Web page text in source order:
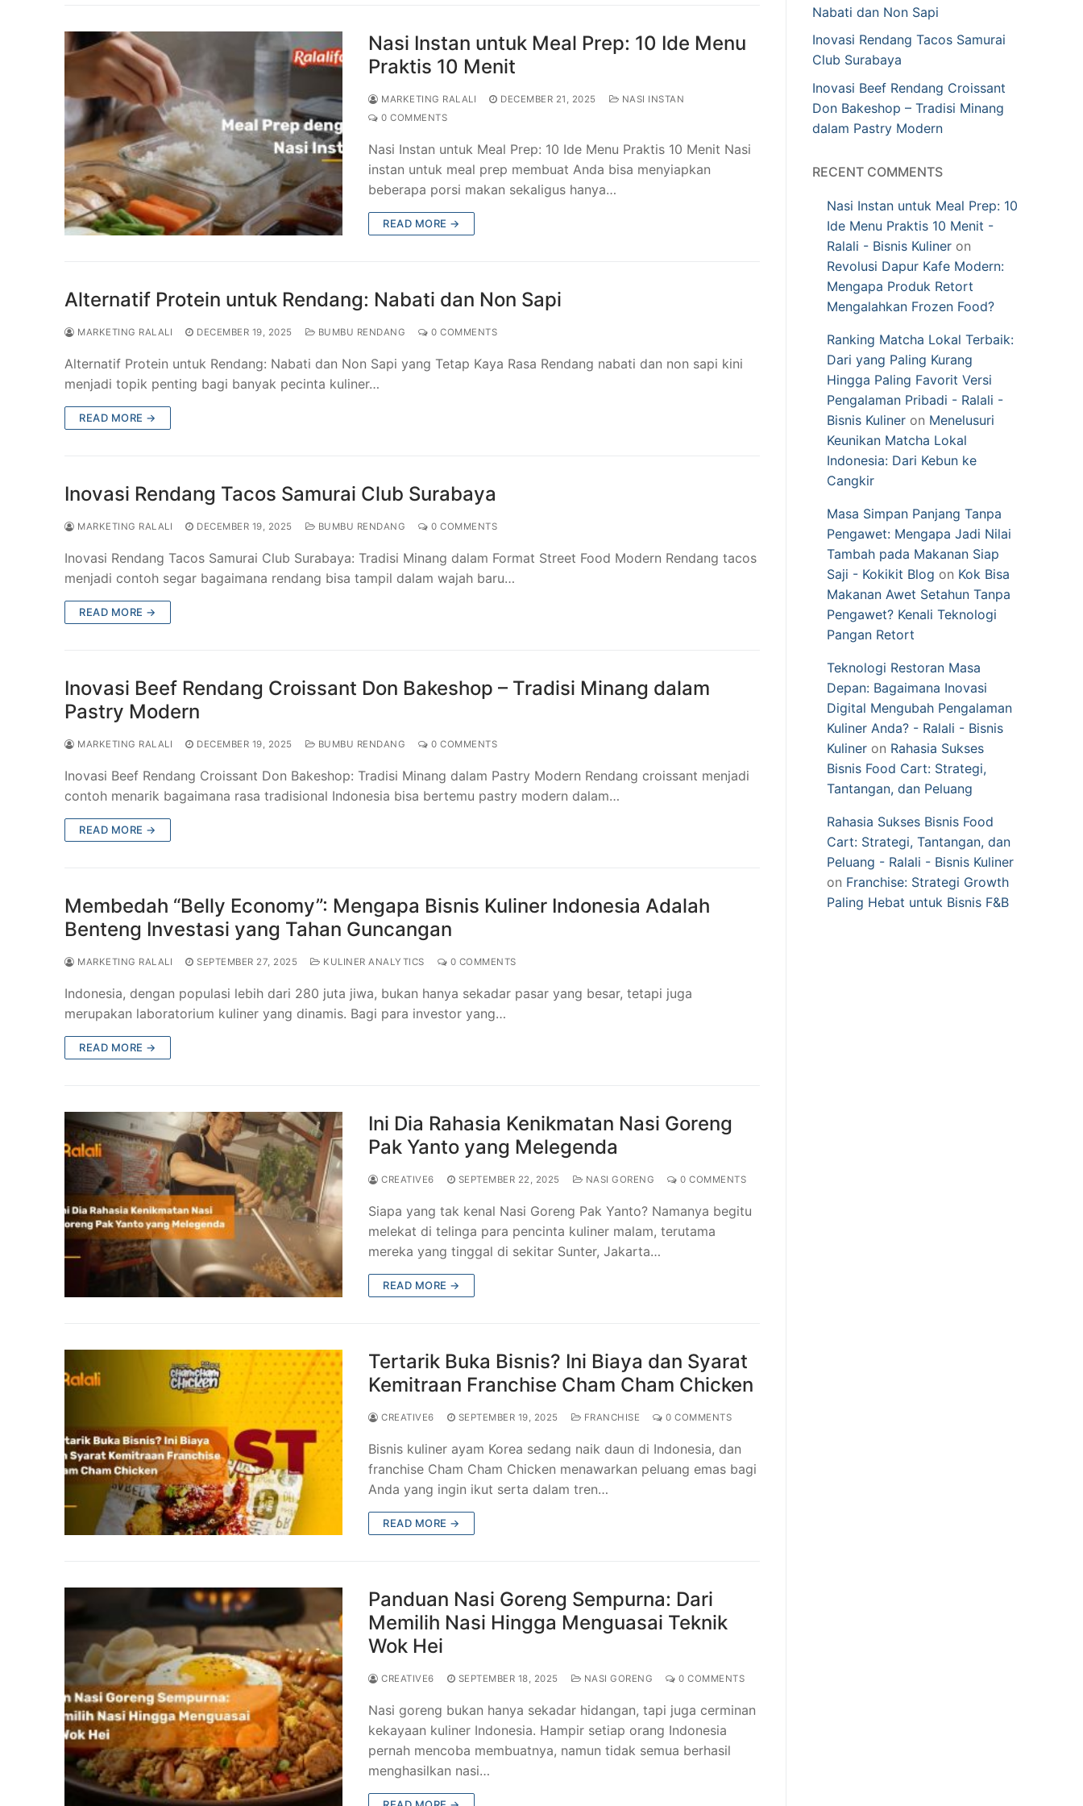
Nasi Instan untuk Meal Prep: 10 Ide Menu
Praktis 10 Menit
MARKETING RALALI DECEMBER 21, 2025
NASI INSTAN
0 COMMENTS
Nasi Instan untuk Meal Prep: 10 Ide Menu Praktis 10 Menit Nasi
instan untuk meal prep membuat Anda bisa menyiapkan
beberapa porsi makan sekaligus hanya…
READ MORE →
Alternatif Protein untuk Rendang: Nabati dan Non Sapi
MARKETING RALALI DECEMBER 19, 2025 BUMBU RENDANG 0 COMMENTS
Alternatif Protein untuk Rendang: Nabati dan Non Sapi yang Tetap Kaya Rasa Rendang nabati dan non sapi kini
menjadi topik penting bagi banyak pecinta kuliner…
READ MORE →
Inovasi Rendang Tacos Samurai Club Surabaya
MARKETING RALALI DECEMBER 19, 2025 BUMBU RENDANG 0 COMMENTS
Inovasi Rendang Tacos Samurai Club Surabaya: Tradisi Minang dalam Format Street Food Modern Rendang tacos
menjadi contoh segar bagaimana rendang bisa tampil dalam wajah baru…
READ MORE →
Inovasi Beef Rendang Croissant Don Bakeshop – Tradisi Minang dalam
Pastry Modern
MARKETING RALALI DECEMBER 19, 2025 BUMBU RENDANG 0 COMMENTS
Inovasi Beef Rendang Croissant Don Bakeshop: Tradisi Minang dalam Pastry Modern Rendang croissant menjadi
contoh menarik bagaimana rasa tradisional Indonesia bisa bertemu pastry modern dalam…
READ MORE →
Membedah “Belly Economy”: Mengapa Bisnis Kuliner Indonesia Adalah
Benteng Investasi yang Tahan Guncangan
MARKETING RALALI SEPTEMBER 27, 2025 KULINER ANALYTICS 0 COMMENTS
Indonesia, dengan populasi lebih dari 280 juta jiwa, bukan hanya sekadar pasar yang besar, tetapi juga
merupakan laboratorium kuliner yang dinamis. Bagi para investor yang…
READ MORE →
Ini Dia Rahasia Kenikmatan Nasi Goreng
Pak Yanto yang Melegenda
CREATIVE6 SEPTEMBER 22, 2025 NASI GORENG 0 COMMENTS
Siapa yang tak kenal Nasi Goreng Pak Yanto? Namanya begitu
melekat di telinga para pencinta kuliner malam, terutama
mereka yang tinggal di sekitar Sunter, Jakarta…
READ MORE →
Tertarik Buka Bisnis? Ini Biaya dan Syarat
Kemitraan Franchise Cham Cham Chicken
CREATIVE6 SEPTEMBER 19, 2025 FRANCHISE 0 COMMENTS
Bisnis kuliner ayam Korea sedang naik daun di Indonesia, dan
franchise Cham Cham Chicken menawarkan peluang emas bagi
Anda yang ingin ikut serta dalam tren…
READ MORE →
Panduan Nasi Goreng Sempurna: Dari
Memilih Nasi Hingga Menguasai Teknik
Wok Hei
CREATIVE6 SEPTEMBER 18, 2025 NASI GORENG 0 COMMENTS
Nasi goreng bukan hanya sekadar hidangan, tapi juga cerminan
kekayaan kuliner Indonesia. Hampir setiap orang Indonesia
pernah mencoba membuatnya, namun tidak semua berhasil
menghasilkan nasi…
Nabati dan Non Sapi
Inovasi Rendang Tacos Samurai
Club Surabaya
Inovasi Beef Rendang Croissant
Don Bakeshop – Tradisi Minang
dalam Pastry Modern
RECENT COMMENTS
Nasi Instan untuk Meal Prep: 10
Ide Menu Praktis 10 Menit -
Ralali - Bisnis Kuliner on
Revolusi Dapur Kafe Modern:
Mengapa Produk Retort
Mengalahkan Frozen Food?
Ranking Matcha Lokal Terbaik:
Dari yang Paling Kurang
Hingga Paling Favorit Versi
Pengalaman Pribadi - Ralali -
Bisnis Kuliner on Menelusuri
Keunikan Matcha Lokal
Indonesia: Dari Kebun ke
Cangkir
Masa Simpan Panjang Tanpa
Pengawet: Mengapa Jadi Nilai
Tambah pada Makanan Siap
Saji - Kokikit Blog on Kok Bisa
Makanan Awet Setahun Tanpa
Pengawet? Kenali Teknologi
Pangan Retort
Teknologi Restoran Masa
Depan: Bagaimana Inovasi
Digital Mengubah Pengalaman
Kuliner Anda? - Ralali - Bisnis
Kuliner on Rahasia Sukses
Bisnis Food Cart: Strategi,
Tantangan, dan Peluang
Rahasia Sukses Bisnis Food
Cart: Strategi, Tantangan, dan
Peluang - Ralali - Bisnis Kuliner
on Franchise: Strategi Growth
Paling Hebat untuk Bisnis F&B